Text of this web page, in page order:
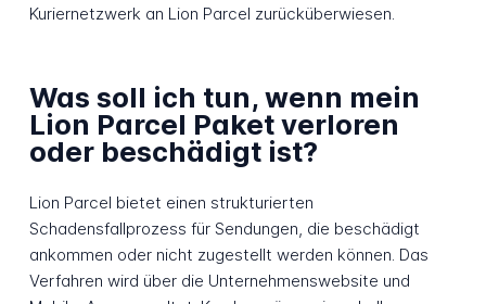
Kuriernetzwerk an Lion Parcel zurücküberwiesen.
Was soll ich tun, wenn mein
Lion Parcel Paket verloren
oder beschädigt ist?
Lion Parcel bietet einen strukturierten
Schadensfallprozess für Sendungen, die beschädigt
ankommen oder nicht zugestellt werden können. Das
Verfahren wird über die Unternehmenswebsite und